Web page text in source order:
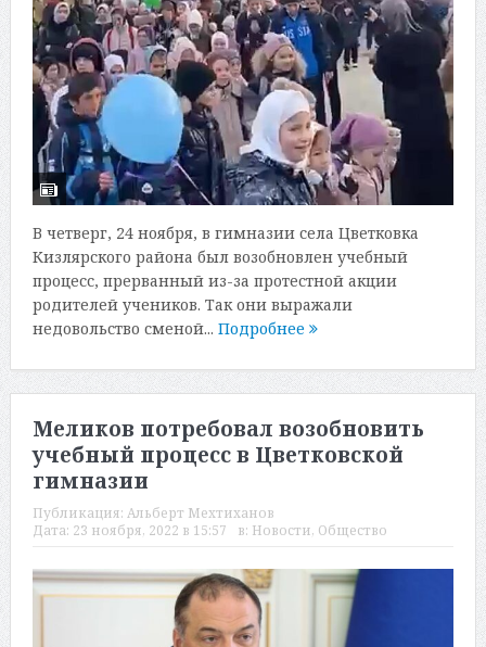
В четверг, 24 ноября, в гимназии села Цветковка
Кизлярского района был возобновлен учебный
процесс, прерванный из-за протестной акции
родителей учеников. Так они выражали
недовольство сменой... Подробнее
Меликов потребовал возобновить
учебный процесс в Цветковской
гимназии
Публикация: Альберт Мехтиханов
Дата: 23 ноября, 2022 в 15:57 в: Новости, Общество